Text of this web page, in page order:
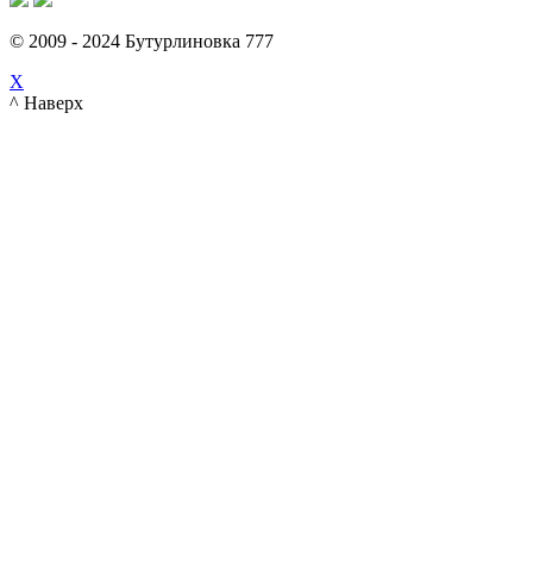
© 2009 - 2024 Бутурлиновка 777
X
^ Наверх